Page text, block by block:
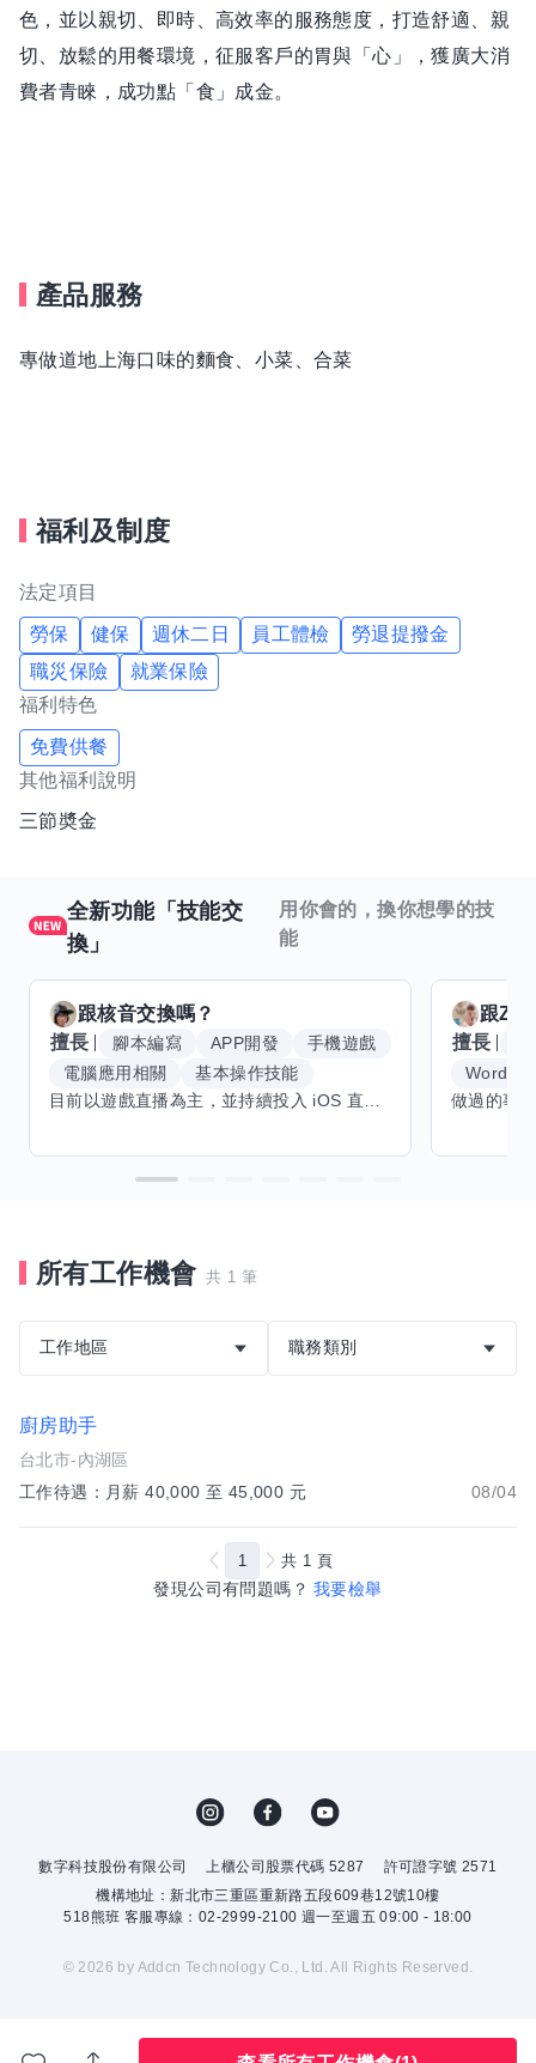
色，並以親切、即時、高效率的服務態度，打造舒適、親
切、放鬆的用餐環境，征服客戶的胃與「心」，獲廣大消
費者青睞，成功點「食」成金。
產品服務
專做道地上海口味的麵食、小菜、合菜
福利及制度
法定項目
勞保 健保 週休二日 員工體檢
勞退提撥金
職災保險
就業保險
福利特色
免費供餐
其他福利說明
三節奬金
全新功能「技能交
換」
用你會的，換你想學的技
能
跟核音交換嗎？
擅長
腳本編寫 APP開發
手機遊戲
電腦應用相關
基本操作技能
跟
擅長
Word
所有工作機會 共 1 筆
工作地區 職務類別
廚房助手
台北市-內湖區
工作待遇：月薪 40,000 至 45,000 元
08/04
發現公司有問題嗎？ 我要檢舉
1 共 1 頁
數字科技股份有限公司 上櫃公司股票代碼 5287
許可證字號 2571
機構地址：新北市三重區重新路五段609巷12號10樓
518熊班 客服專線：02-2999-2100 週一至週五 09:00 - 18:00
© 2026 by Addcn Technology Co., Ltd. All Rights Reserved.